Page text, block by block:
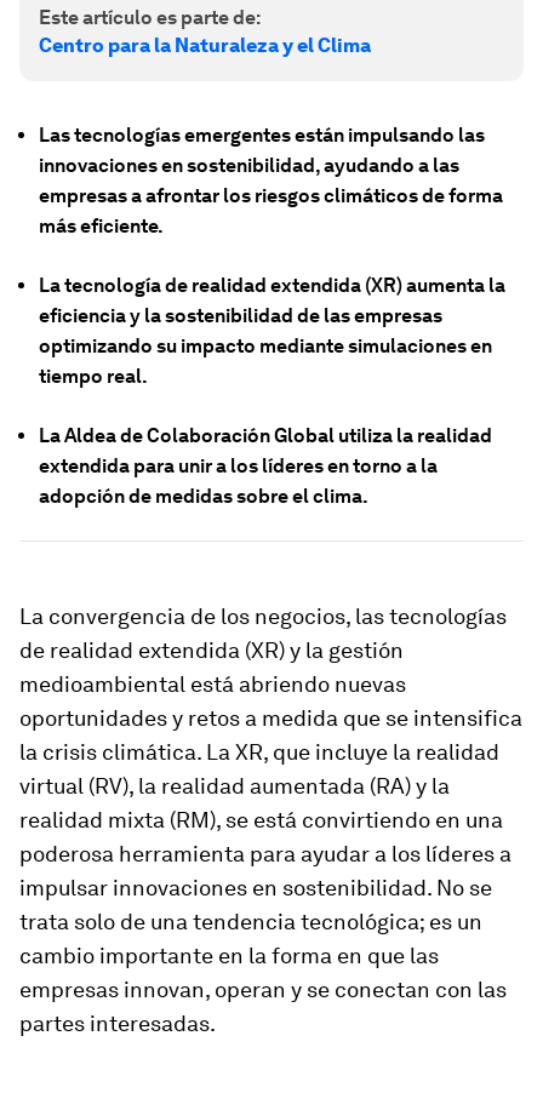
Este artículo es parte de:
Centro para la Naturaleza y el Clima
Las tecnologías emergentes están impulsando las
innovaciones en sostenibilidad, ayudando a las
empresas a afrontar los riesgos climáticos de forma
más eficiente.
La tecnología de realidad extendida (XR) aumenta la
eficiencia y la sostenibilidad de las empresas
optimizando su impacto mediante simulaciones en
tiempo real.
La Aldea de Colaboración Global utiliza la realidad
extendida para unir a los líderes en torno a la
adopción de medidas sobre el clima.
La convergencia de los negocios, las tecnologías
de realidad extendida (XR) y la gestión
medioambiental está abriendo nuevas
oportunidades y retos a medida que se intensifica
la crisis climática. La XR, que incluye la realidad
virtual (RV), la realidad aumentada (RA) y la
realidad mixta (RM), se está convirtiendo en una
poderosa herramienta para ayudar a los líderes a
impulsar innovaciones en sostenibilidad. No se
trata solo de una tendencia tecnológica; es un
cambio importante en la forma en que las
empresas innovan, operan y se conectan con las
partes interesadas.